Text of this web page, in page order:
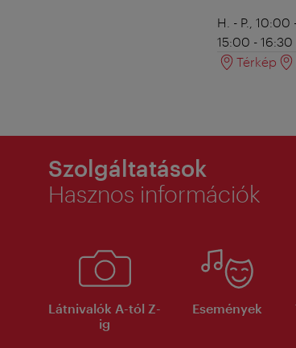
H. - P., 10:00
15:00 - 16:30
Térkép
Szolgáltatások
Hasznos információk
Látnivalók A-tól Z-
ig
Események